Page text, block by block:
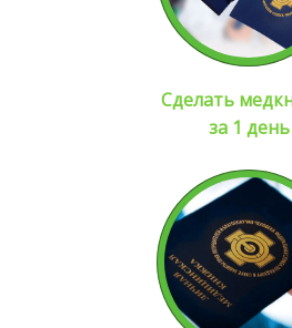
Сделать
за 1 день